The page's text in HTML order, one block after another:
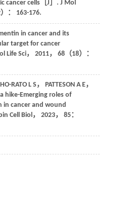
cancer cells［J］. J Mol
： 163-176.
in cancer and its
target for cancer
Life Sci， 2011， 68（18）：
RATO L S ， PATTESON A E，
hike-Emerging roles of
in cancer and wound
Cell Biol， 2023， 85：